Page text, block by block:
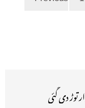
توڑ دی گئی